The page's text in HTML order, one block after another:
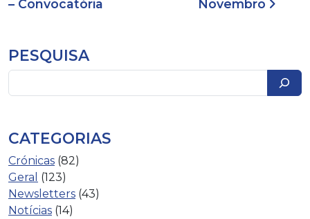
– Convocatória
Novembro
PESQUISA
CATEGORIAS
Crónicas (82)
Geral (123)
Newsletters (43)
Notícias (14)